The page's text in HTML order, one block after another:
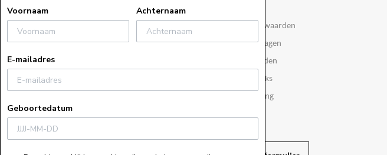
Algemene voorwaarden
Veelgestelde vragen
Actievoorwaarden
Uitleg bij e-books
Privacyverklaring
Voornaam Achternaam
E-mailadres
Geboortedatum